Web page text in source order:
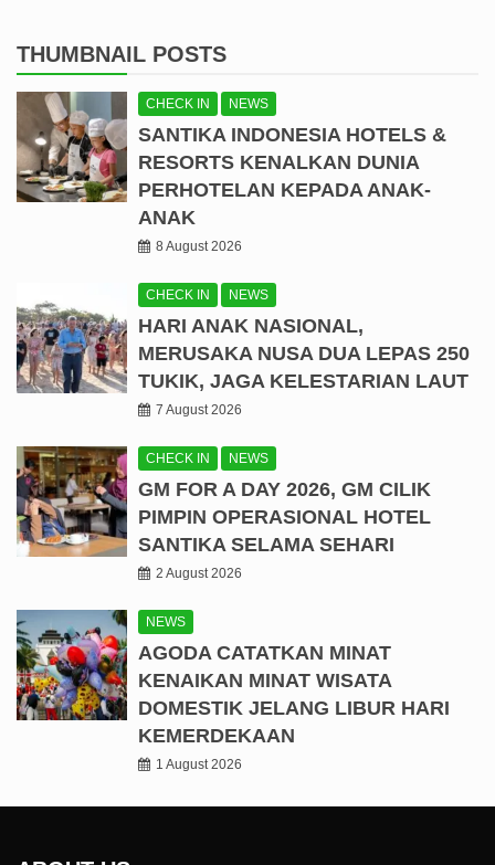
THUMBNAIL POSTS
CHECK IN NEWS
SANTIKA INDONESIA HOTELS &
RESORTS KENALKAN DUNIA
PERHOTELAN KEPADA ANAK-
ANAK
8 August 2026
CHECK IN NEWS
HARI ANAK NASIONAL,
MERUSAKA NUSA DUA LEPAS 250
TUKIK, JAGA KELESTARIAN LAUT
7 August 2026
CHECK IN NEWS
GM FOR A DAY 2026, GM CILIK
PIMPIN OPERASIONAL HOTEL
SANTIKA SELAMA SEHARI
2 August 2026
NEWS
AGODA CATATKAN MINAT
KENAIKAN MINAT WISATA
DOMESTIK JELANG LIBUR HARI
KEMERDEKAAN
1 August 2026